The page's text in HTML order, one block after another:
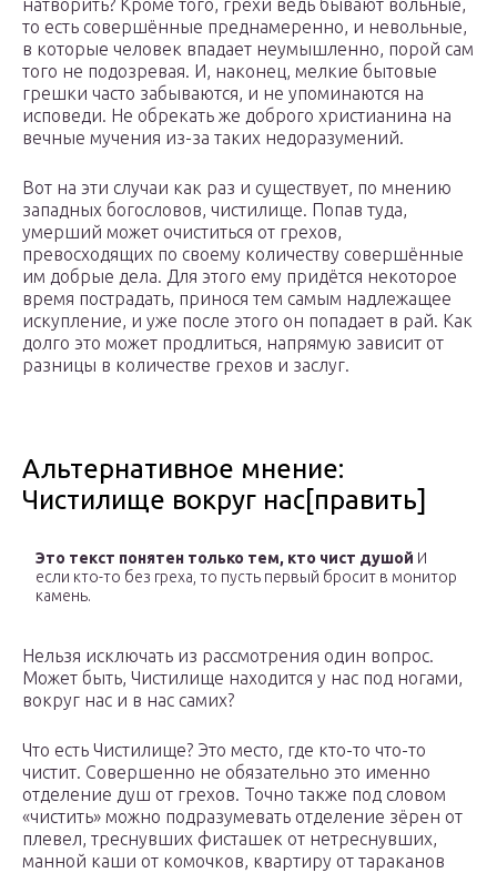
натворить? Кроме того, грехи ведь бывают вольные,
то есть совершённые преднамеренно, и невольные,
в которые человек впадает неумышленно, порой сам
того не подозревая. И, наконец, мелкие бытовые
грешки часто забываются, и не упоминаются на
исповеди. Не обрекать же доброго христианина на
вечные мучения из-за таких недоразумений.
Вот на эти случаи как раз и существует, по мнению
западных богословов, чистилище. Попав туда,
умерший может очиститься от грехов,
превосходящих по своему количеству совершённые
им добрые дела. Для этого ему придётся некоторое
время пострадать, принося тем самым надлежащее
искупление, и уже после этого он попадает в рай. Как
долго это может продлиться, напрямую зависит от
разницы в количестве грехов и заслуг.
Альтернативное мнение:
Чистилище вокруг нас[править]
Это текст понятен только тем, кто чист душой И
если кто-то без греха, то пусть первый бросит в монитор
камень.
Нельзя исключать из рассмотрения один вопрос.
Может быть, Чистилище находится у нас под ногами,
вокруг нас и в нас самих?
Что есть Чистилище? Это место, где кто-то что-то
чистит. Совершенно не обязательно это именно
отделение душ от грехов. Точно также под словом
«чистить» можно подразумевать отделение зёрен от
плевел, треснувших фисташек от нетреснувших,
манной каши от комочков, квартиру от тараканов